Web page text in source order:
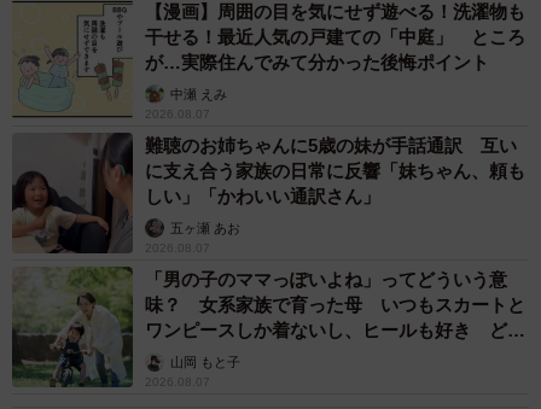
【漫画】周囲の目を気にせず遊べる！洗濯物も
干せる！最近人気の戸建ての「中庭」 ところ
が…実際住んでみて分かった後悔ポイント
中瀬 えみ
2026.08.07
難聴のお姉ちゃんに5歳の妹が手話通訳 互い
に支え合う家族の日常に反響「妹ちゃん、頼も
しい」「かわいい通訳さん」
五ヶ瀬 あお
2026.08.07
「男の子のママっぽいよね」ってどういう意
味？ 女系家族で育った母 いつもスカートと
ワンピースしか着ないし、ヒールも好き どの
へんが…
山岡 もと子
2026.08.07